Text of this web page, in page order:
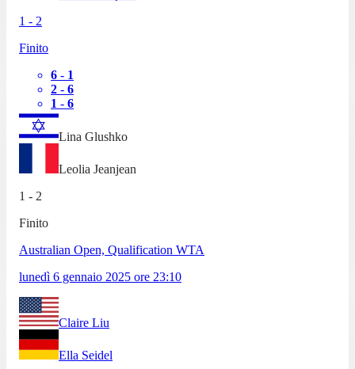
1 - 2
Finito
6 - 1
2 - 6
1 - 6
Lina Glushko
Leolia Jeanjean
1 - 2
Finito
Australian Open, Qualification WTA
lunedì 6 gennaio 2025 ore 23:10
Claire Liu
Ella Seidel